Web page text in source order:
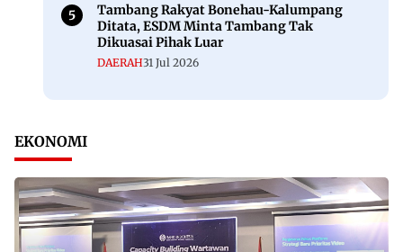
Tambang Rakyat Bonehau-Kalumpang
Ditata, ESDM Minta Tambang Tak
Dikuasai Pihak Luar
DAERAH31 Jul 2026
EKONOMI